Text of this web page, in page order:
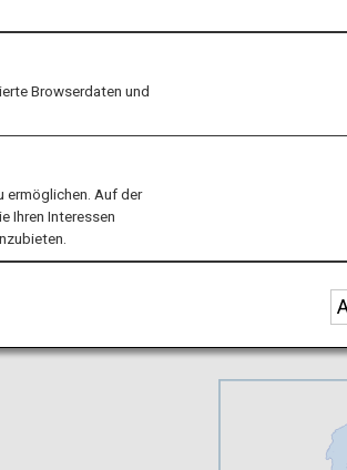
Browserdaten und
ermöglichen. Auf der
Ihren Interessen